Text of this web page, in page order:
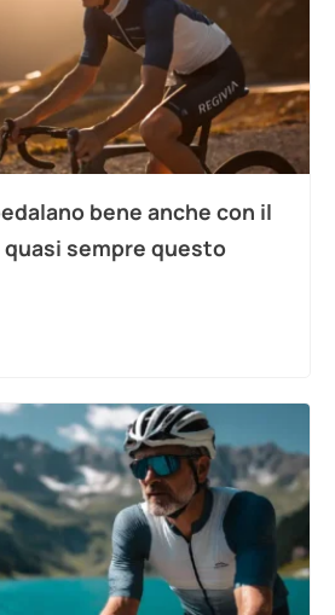
bene anche con il
sempre questo